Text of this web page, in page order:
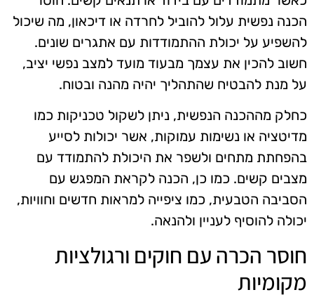
הכנה נפשית עלול להוביל לחרדה או דיכאון, מה שיכול
להשפיע על יכולת ההתמודדות עם אתגרים שונים.
חשוב להכין את עצמך מבעוד מועד למצב נפשי יציב,
על מנת להבטיח שהתהליך יהיה מהנה ובטוח.
כחלק מההכנה הנפשית, ניתן לשקול טכניקות כמו
מדיטציה או נשימות עמוקות, אשר יכולות לסייע
בהפחתת מתחים ולשפר את היכולת להתמודד עם
מצבים קשים. כמו כן, הכנה לקראת המפגש עם
הסביבה הטבעית, כמו ציפייה למראות חדשים וחוויות,
יכולה להוסיף לעניין ולהנאה.
חוסר הכרה עם חוקים ורגולציות
מקומיות